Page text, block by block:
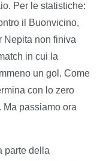
Per le statistiche:
il Buonvicino,
Nepita non finiva
in cui la
un gol. Come
con lo zero
passiamo ora
parte della